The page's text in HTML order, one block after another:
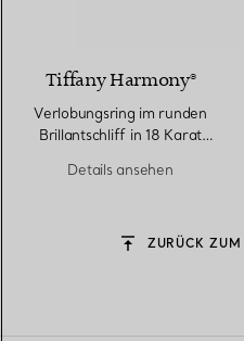
Tiffany Harmony®
Verlobungsring im runden
Brillantschliff in 18 Karat
Details ansehen
ZURÜCK